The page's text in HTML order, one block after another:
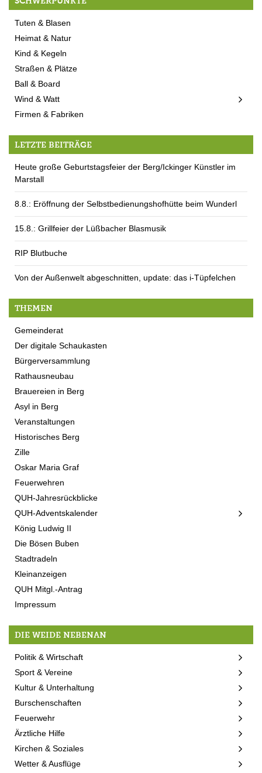
Tuten & Blasen
Heimat & Natur
Kind & Kegeln
Straßen & Plätze
Ball & Board
Wind & Watt
Firmen & Fabriken
LETZTE BEITRÄGE
Heute große Geburtstagsfeier der Berg/Ickinger Künstler im
Marstall
8.8.: Eröffnung der Selbstbedienungshofhütte beim Wunderl
15.8.: Grillfeier der Lüßbacher Blasmusik
RIP Blutbuche
Von der Außenwelt abgeschnitten, update: das i-Tüpfelchen
THEMEN
Gemeinderat
Der digitale Schaukasten
Bürgerversammlung
Rathausneubau
Brauereien in Berg
Asyl in Berg
Veranstaltungen
Historisches Berg
Zille
Oskar Maria Graf
Feuerwehren
QUH-Jahresrückblicke
QUH-Adventskalender
König Ludwig II
Die Bösen Buben
Stadtradeln
Kleinanzeigen
QUH Mitgl.-Antrag
Impressum
DIE WEIDE NEBENAN
Politik & Wirtschaft
Sport & Vereine
Kultur & Unterhaltung
Burschenschaften
Feuerwehr
Ärztliche Hilfe
Kirchen & Soziales
Wetter & Ausflüge